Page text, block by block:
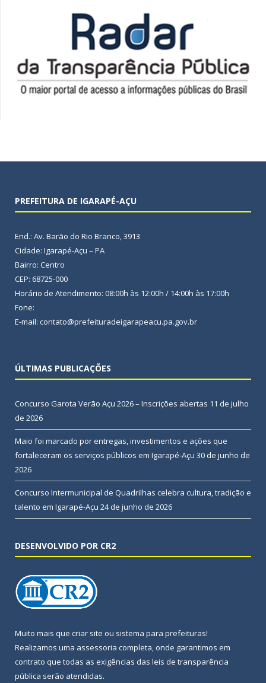
PREFEITURA DE IGARAPÉ-AÇU
End.: Av. Barão do Rio Branco, 3913
Cidade: Igarapé-Açu – PA
Bairro: Centro
CEP: 68725-000
Horário de Atendimento: 08:00h às 12:00h / 14:00h às 17:00h
Fone:
E-mail: contato@prefeituradeigarapeacu.pa.gov.br
ÚLTIMAS PUBLICAÇÕES
Concurso Garota Verão Açu 2026 – Inscrições abertas 11 de julho
de 2026
Maio foi marcado por entregas, investimentos e ações que
fortaleceram os serviços públicos em Igarapé-Açu 30 de junho de
2026
Concurso Intermunicipal de Quadrilhas celebra cultura, tradição e
talento em Igarapé-Açu 24 de junho de 2026
DESENVOLVIDO POR CR2
Muito mais que criar site ou sistema para prefeituras!
Realizamos uma assessoria completa, onde garantimos em
contrato que todas as exigências das leis de transparência
pública serão atendidas.